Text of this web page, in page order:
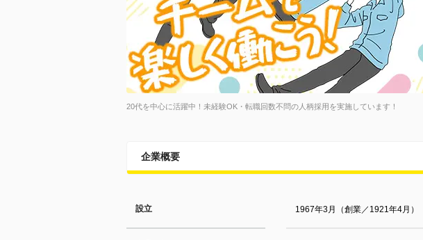
20代を中心に活躍中！未経験OK・転職回数不問の人柄採用を実施しています！
企業概要
設立 1967年3月（創業／1921年4月）